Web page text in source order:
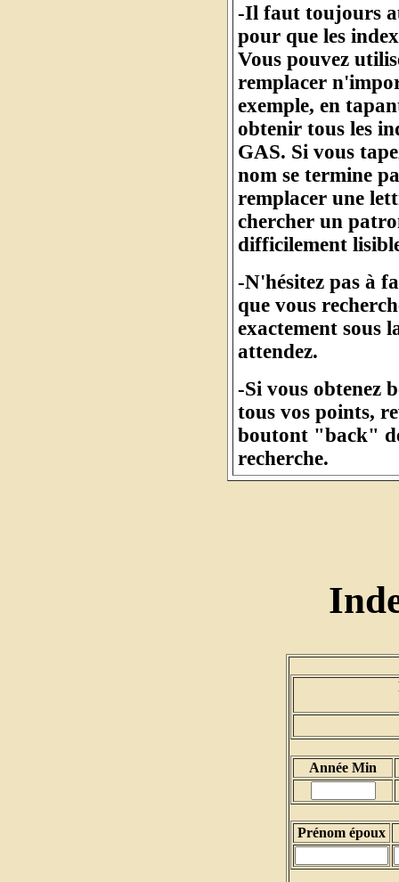
-Il faut toujours
pour que les
Vous pouvez
remplacer
exemple, en
obtenir tous les
GAS. Si vous
nom se termine
remplacer une
chercher un
difficilement
-N'hésitez pas à
que vous
exactement sous
attendez.
-Si vous obtenez
tous vos points,
boutont "back"
recherche.
Année Min
Prénom époux